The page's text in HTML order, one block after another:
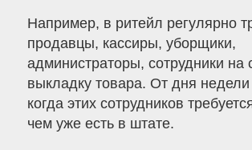
Например, в ритейл регулярно
продавцы, кассиры, уборщики,
администраторы, сотрудники на
выкладку товара. От дня недели
когда этих сотрудников
чем уже есть в штате.